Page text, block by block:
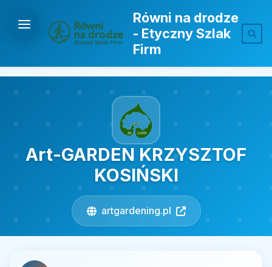
Równi na drodze
- Etyczny Szlak
Firm
Art-GARDEN KRZYSZTOF
KOSIŃSKI
artgardening.pl